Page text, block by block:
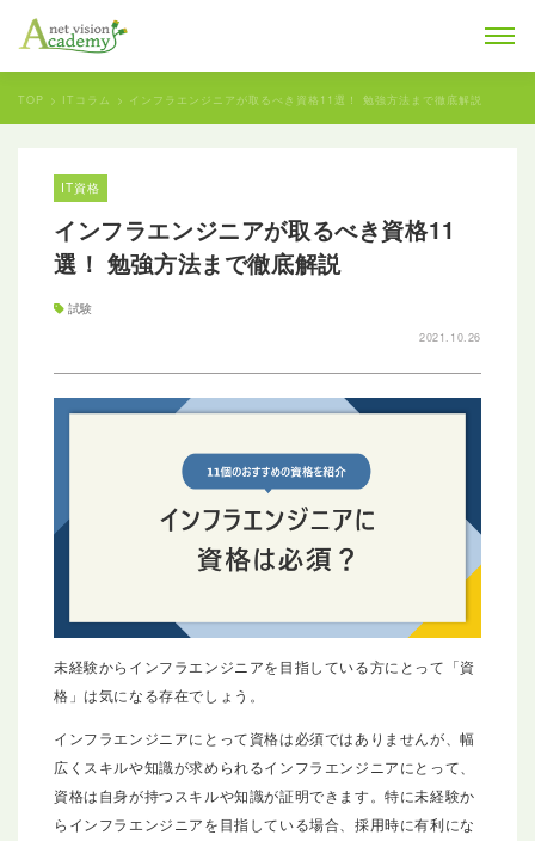
TOP ITコラム インフラエンジニアが取るべき資格11選！ 勉強方法まで徹底解説
IT資格
インフラエンジニアが取るべき資格11
選！ 勉強方法まで徹底解説
試験
2021.10.26
未経験からインフラエンジニアを目指している方にとって「資
格」は気になる存在でしょう。
インフラエンジニアにとって資格は必須ではありませんが、幅
広くスキルや知識が求められるインフラエンジニアにとって、
資格は自身が持つスキルや知識が証明できます。特に未経験か
らインフラエンジニアを目指している場合、採用時に有利にな